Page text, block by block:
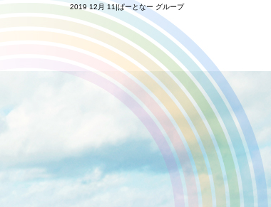
2019 12月 11|ぱーとなー グループ